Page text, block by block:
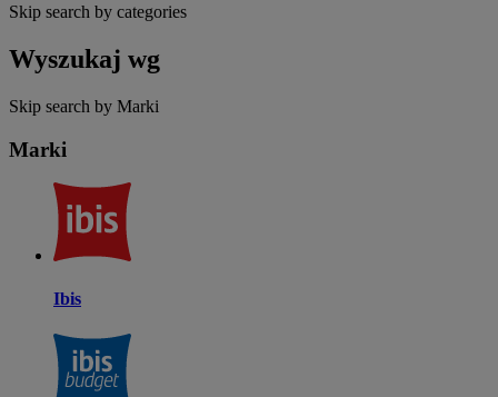
Skip search by categories
Wyszukaj wg
Skip search by Marki
Marki
Ibis